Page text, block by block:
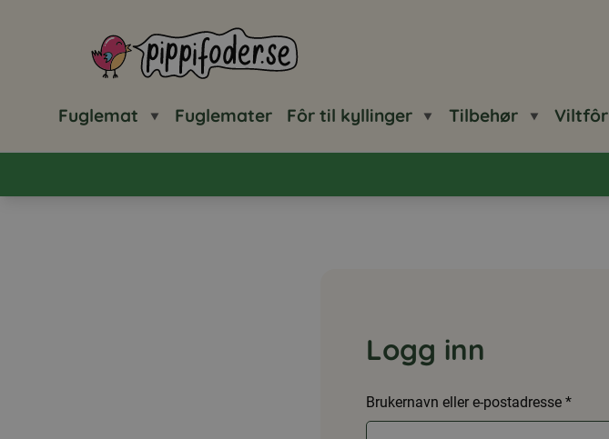
Pippifoder logo
Fuglemat Fuglemater Fôr til kyllinger Tilbehør Viltfôr
Logg inn
Brukernavn eller e-postadresse *